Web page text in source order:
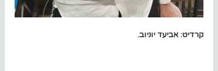
קרדיט: אביעד יוניוב.